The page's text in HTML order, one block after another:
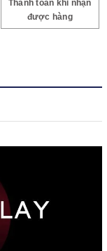
Thanh toán khi nhận
được hàng